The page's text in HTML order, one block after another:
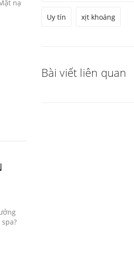
nạ
Uy tín xịt khoáng
Bài viết liên quan